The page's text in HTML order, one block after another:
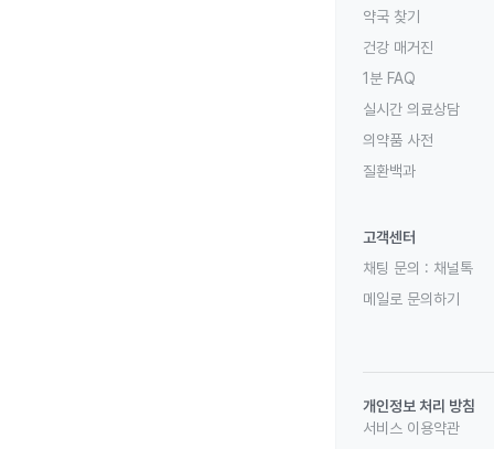
약국 찾기
건강 매거진
1분 FAQ
실시간 의료상담
의약품 사전
질환백과
고객센터
채팅 문의 : 채널톡
메일로 문의하기
개인정보 처리 방침
서비스 이용약관